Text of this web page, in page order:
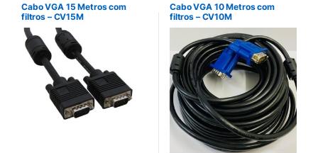
Cabo VGA 15 Metros com
filtros – CV15M
Cabo VGA 10 Metros com
filtros – CV10M